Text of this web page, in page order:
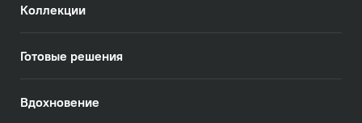
Коллекции
Готовые решения
Вдохновение